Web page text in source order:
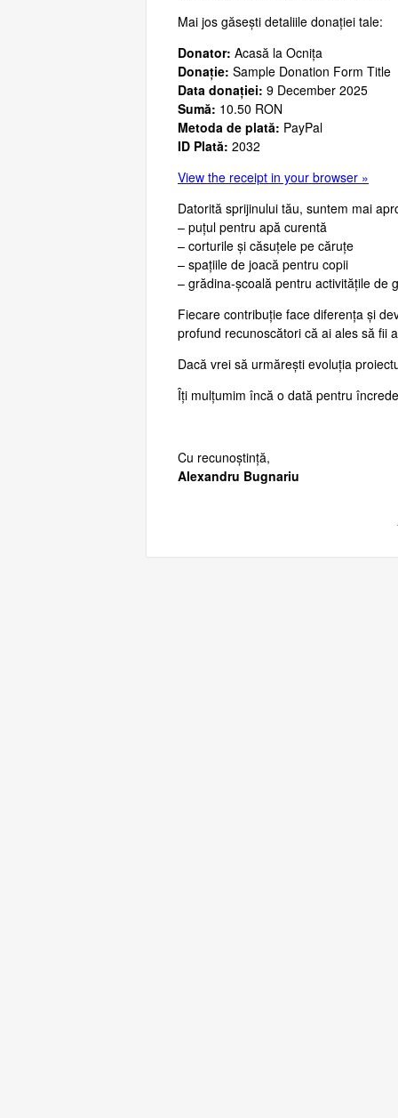
Mai jos găsești detaliile donației tale:
Donator: Acasă la Ocnița
Donație: Sample Donation Form Title
Data donației: 9 December 2025
Sumă: 10.50 RON
Metoda de plată: PayPal
ID Plată: 2032
View the receipt in your browser »
Datorită sprijinului tău, suntem mai
– puțul pentru apă curentă
– corturile și căsuțele pe căruțe
– spațiile de joacă pentru copii
– grădina-școală pentru activitățile de
Fiecare contribuție face diferența și
profund recunoscători că ai ales să fii
Dacă vrei să urmărești evoluția
Îți mulțumim încă o dată pentru
Cu recunoștință,
Alexandru Bugnariu